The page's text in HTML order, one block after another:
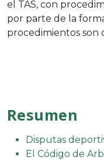
el TAS, con
por parte de la
procedimientos son
Resumen
Disputas
El Código de